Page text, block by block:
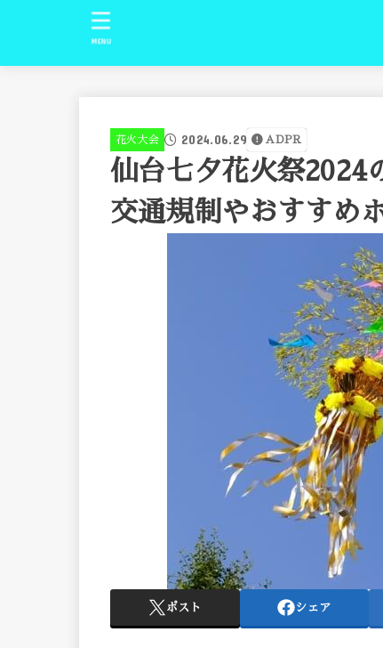
MENU
花火大会 2024.06.29 ADPR
仙台七夕花火祭2024
交通規制やおすすめ
ポスト シェア